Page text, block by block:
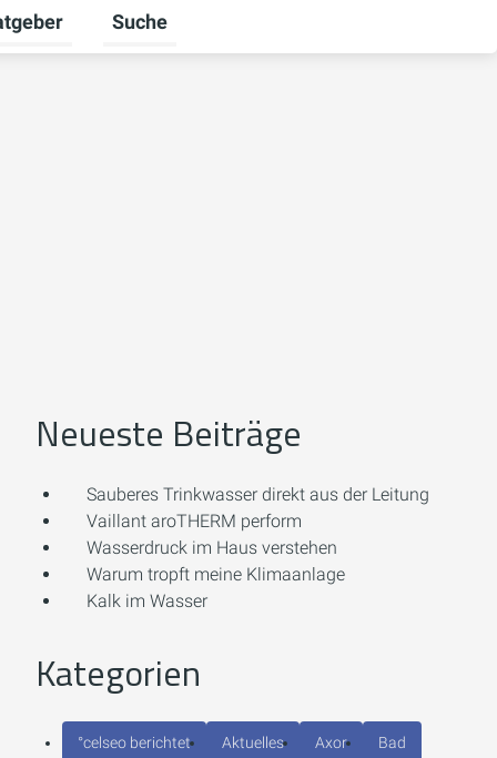
für Unternehmen umschalten
Untermenü für Ratgeber umschalten
Suche
Neueste Beiträge
Sauberes Trinkwasser direkt aus der Leitung
Vaillant aroTHERM perform
Wasserdruck im Haus verstehen
Warum tropft meine Klimaanlage
Kalk im Wasser
Kategorien
°celseo berichtet Aktuelles Axor Bad